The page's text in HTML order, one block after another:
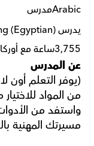
Arabicمدرس
يدرس National System Young (Egyptian)
3,755ساعة مع أوركاس
عن المدرس
مسيرتك المهنية